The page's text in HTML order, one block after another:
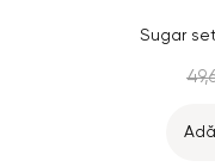
Sugar